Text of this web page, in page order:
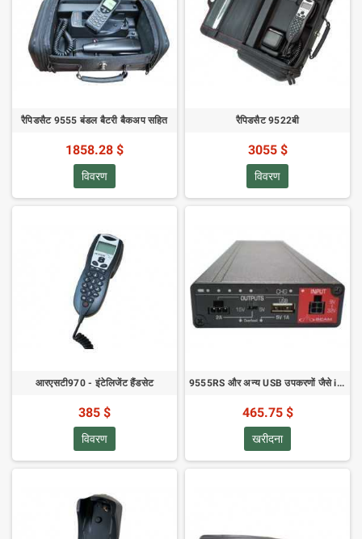
रैपिडसैट 9555 बंडल बैटरी बैकअप सहित
1858.28 $
विवरण
रैपिडसैट 9522बी
3055 $
विवरण
आरएसटी970 - इंटेलिजेंट हैंडसेट
385 $
विवरण
9555RS और अन्य USB उपकरणों जैसे iPhone के लिए पोर्टेबल बैकअप बैटरी
465.75 $
खरीदना